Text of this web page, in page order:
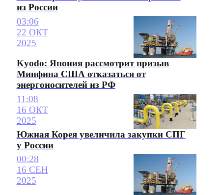
из России
03:06
22 ОКТ
2025
Kyodo: Япония рассмотрит призыв
Минфина США отказаться от
энергоносителей из РФ
11:08
16 ОКТ
2025
Южная Корея увеличила закупки СПГ
у России
00:28
16 СЕН
2025